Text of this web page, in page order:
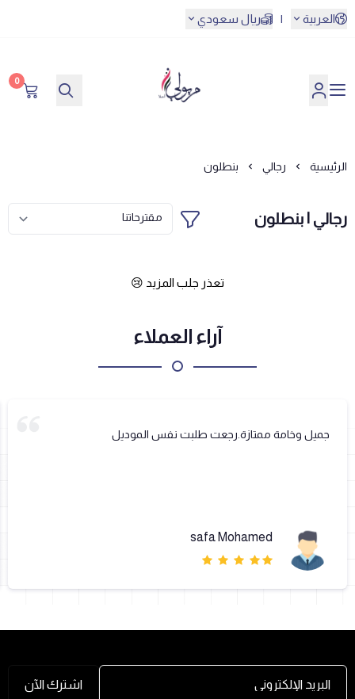
العربية | ريال سعودي
مريولي أحلا
0
الرئيسية رجالي بنطلون
رجالي | بنطلون
تعذر جلب المزيد 😢
آراء العملاء
جميل وخامة ممتازة.رجعت طلبت نفس الموديل
safa Mohamed
البريد الإلكتروني
اشترك الآن